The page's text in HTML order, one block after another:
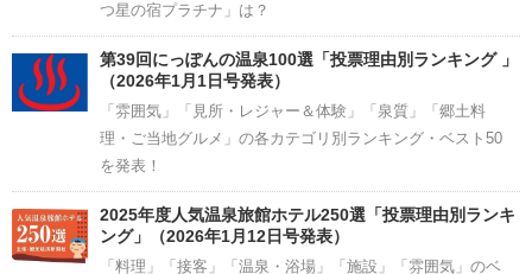
つ星の宿プラチナ」は？
第39回にっぽんの温泉100選「投票理由別ランキング 」
（2026年1月1日号発表）
「雰囲気」「見所・レジャー＆体験」「泉質」「郷土料
理・ご当地グルメ」の各カテゴリ別ランキング・ベスト50
を発表！
2025年度人気温泉旅館ホテル250選「投票理由別ランキ
ング」（2026年1月12日号発表）
「料理」「接客」「温泉・浴場」「施設」「雰囲気」のベ